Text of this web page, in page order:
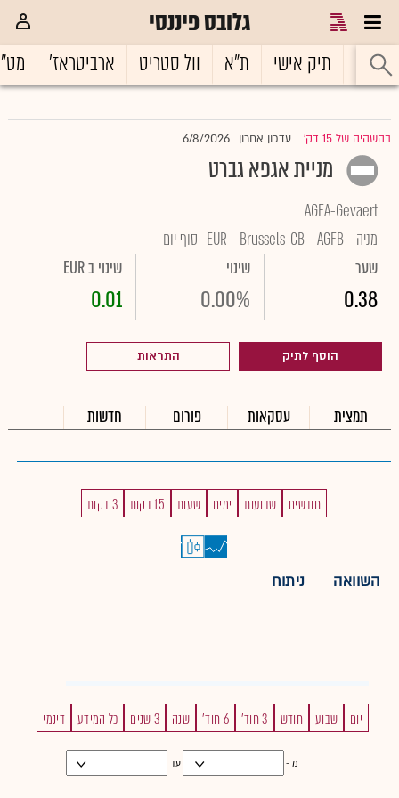
גלובס פיננסי
ראשי תיק אישי ת"א וול סטריט ארביטראז'
בהשהיה של 15 דק' עדכון אחרון 6/8/2026
מניית אגפא גברט
AGFA-Gevaert
מניה AGFB
Brussels-CB
EUR סוף יום
שער
0.38
שינוי
0.00%
שינוי ב EUR
0.01
הוסף לתיק התראות
תמצית עסקאות פורום חדשות
חודשים שבועות ימים שעות 15 דקות 3 דקות
השוואה ניתוח
יום שבוע חודש 3 חוד' 6 חוד' שנה 3 שנים כל המידע דינמי
מ - עד